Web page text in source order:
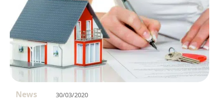
News 30/03/2020